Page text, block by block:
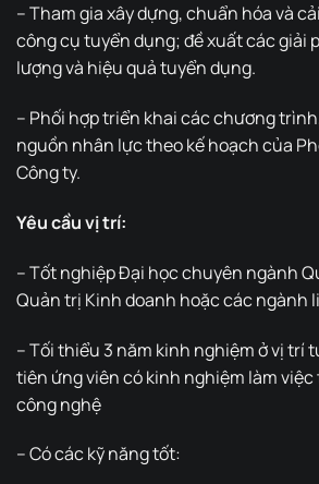
– Tham gia xây dựng, chuẩn hóa và
công cụ tuyển dụng; đề xuất các giải
lượng và hiệu quả tuyển dụng.
– Phối hợp triển khai các chương
nguồn nhân lực theo kế hoạch của
Công ty.
Yêu cầu vị trí:
– Tốt nghiệp Đại học chuyên ngành
Quản trị Kinh doanh hoặc các ngành
– Tối thiểu 3 năm kinh nghiệm ở vị trí
tiên ứng viên có kinh nghiệm làm
công nghệ
– Có các kỹ năng tốt: